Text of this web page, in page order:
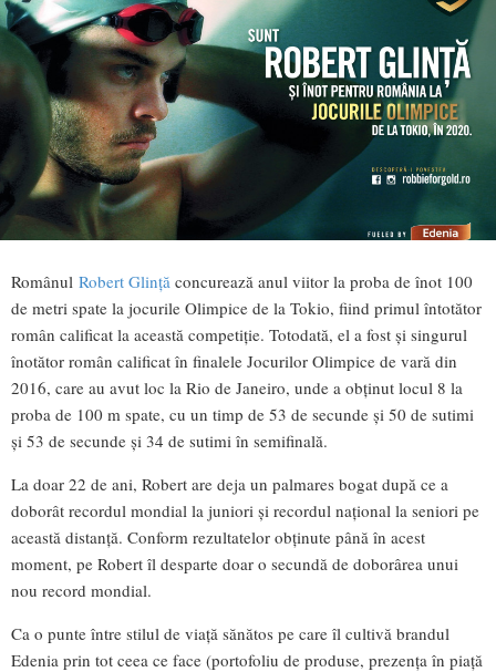
Românul Robert Glință concurează anul viitor la proba de înot 100
de metri spate la jocurile Olimpice de la Tokio, fiind primul întotător
român calificat la această competiție. Totodată, el a fost și singurul
înotător român calificat în finalele Jocurilor Olimpice de vară din
2016, care au avut loc la Rio de Janeiro, unde a obținut locul 8 la
proba de 100 m spate, cu un timp de 53 de secunde și 50 de sutimi
și 53 de secunde și 34 de sutimi în semifinală.
La doar 22 de ani, Robert are deja un palmares bogat după ce a
doborât recordul mondial la juniori și recordul național la seniori pe
această distanță. Conform rezultatelor obținute până în acest
moment, pe Robert îl desparte doar o secundă de doborârea unui
nou record mondial.
Ca o punte între stilul de viață sănătos pe care îl cultivă brandul
Edenia prin tot ceea ce face (portofoliu de produse, prezența în piață